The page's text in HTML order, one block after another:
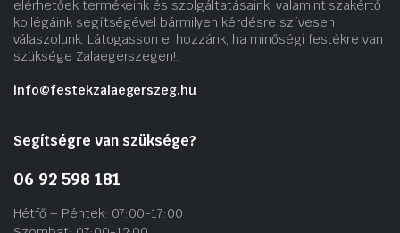
elérhetőek termékeink és szolgáltatásaink, valamint szakértő
kollégáink segítségével bármilyen kérdésre szívesen
válaszolunk. Látogasson el hozzánk, ha minőségi festékre van
szüksége Zalaegerszegen!.
info@festekzalaegerszeg.hu
Segítségre van szüksége?
06 92 598 181
Hétfő – Péntek: 07:00-17:00